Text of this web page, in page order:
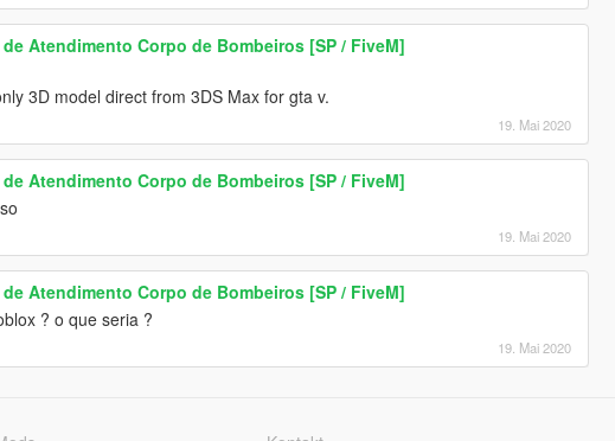
Atendimento Corpo de Bombeiros [SP / FiveM]
3D model direct from 3DS Max for gta v.
19. Mai 2020
Atendimento Corpo de Bombeiros [SP / FiveM]
19. Mai 2020
Atendimento Corpo de Bombeiros [SP / FiveM]
? o que seria ?
19. Mai 2020